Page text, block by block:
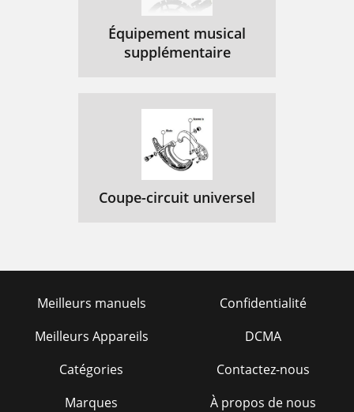
Équipement musical
supplémentaire
Coupe-circuit universel
Meilleurs manuels
Meilleurs Appareils
Catégories
Marques
Confidentialité
DCMA
Contactez-nous
À propos de nous